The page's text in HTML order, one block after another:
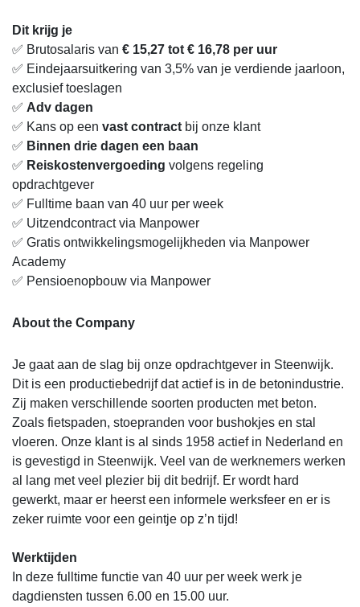
Dit krijg je
✅ Brutosalaris van € 15,27 tot € 16,78 per uur
✅ Eindejaarsuitkering van 3,5% van je verdiende jaarloon,
exclusief toeslagen
✅ Adv dagen
✅ Kans op een vast contract bij onze klant
✅ Binnen drie dagen een baan
✅ Reiskostenvergoeding volgens regeling
opdrachtgever
✅ Fulltime baan van 40 uur per week
✅ Uitzendcontract via Manpower
✅ Gratis ontwikkelingsmogelijkheden via Manpower
Academy
✅ Pensioenopbouw via Manpower
About the Company
Je gaat aan de slag bij onze opdrachtgever in Steenwijk.
Dit is een productiebedrijf dat actief is in de betonindustrie.
Zij maken verschillende soorten producten met beton.
Zoals fietspaden, stoepranden voor bushokjes en stal
vloeren. Onze klant is al sinds 1958 actief in Nederland en
is gevestigd in Steenwijk. Veel van de werknemers werken
al lang met veel plezier bij dit bedrijf. Er wordt hard
gewerkt, maar er heerst een informele werksfeer en er is
zeker ruimte voor een geintje op z’n tijd!
Werktijden
In deze fulltime functie van 40 uur per week werk je
dagdiensten tussen 6.00 en 15.00 uur.